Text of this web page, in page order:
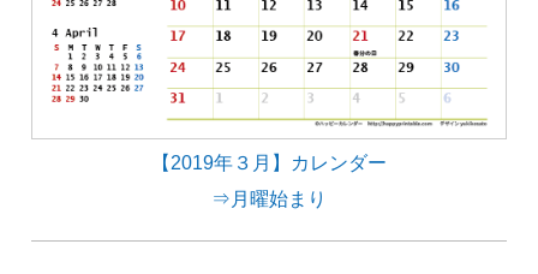
【2019年３月】カレンダー
⇒月曜始まり